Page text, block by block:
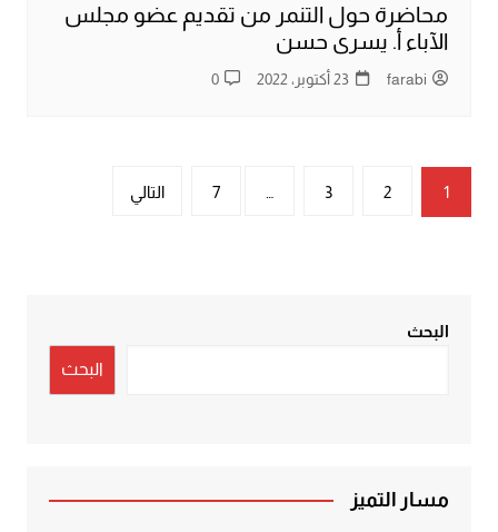
محاضرة حول التنمر من تقديم عضو مجلس
الآباء أ. يسرى حسن
farabi 23 أكتوبر، 2022 0
تعدد
صفحات
1
2
3
7 التالي
البحث
البحث
مسار التميز